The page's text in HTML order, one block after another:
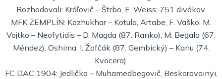
Rozhodovali: Kráľovič – Štrbo, E. Weiss; 751 divákov.
MFK ZEMPLÍN: Kozhukhar – Kotula, Artabe, F. Vaško, M.
Vojtko – Neofytidis – D. Magda (87. Ranko), M. Begala (67.
Méndez), Oshima, I. Žofčák (87. Gembický) – Kanu (74.
Kvocera).
FC DAC 1904: Jedlička – Muhamedbegovič, Beskorovainyi,